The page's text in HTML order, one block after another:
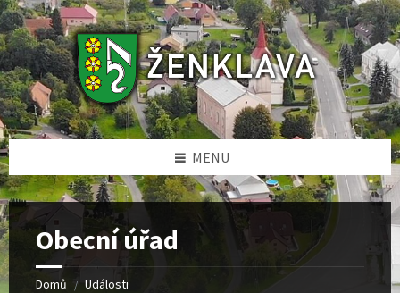
Skip
to
content
Skip
to
left
sidebar
Skip
to
right
sidebar
Skip
to
footer
MENU
Obecní úřad
Domů / Události